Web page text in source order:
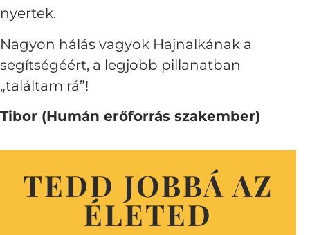
nyertek.
Nagyon hálás vagyok Hajnalkának a
segítségéért, a legjobb pillanatban
„találtam rá”!
Tibor (Humán erőforrás szakember)
TEDD JOBBÁ AZ
ÉLETED